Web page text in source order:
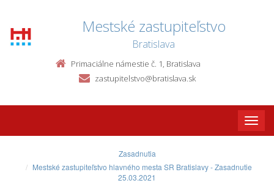
Mestské zastupiteľstvo
Bratislava
Primaciálne námestie č. 1, Bratislava
zastupitelstvo@bratislava.sk
Toggle
Zasadnutia
Mestské zastupiteľstvo hlavného mesta SR Bratislavy - Zasadnutie
25.03.2021